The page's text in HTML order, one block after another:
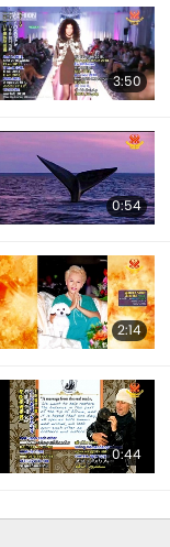
3:50
0:54
2:14
0:44